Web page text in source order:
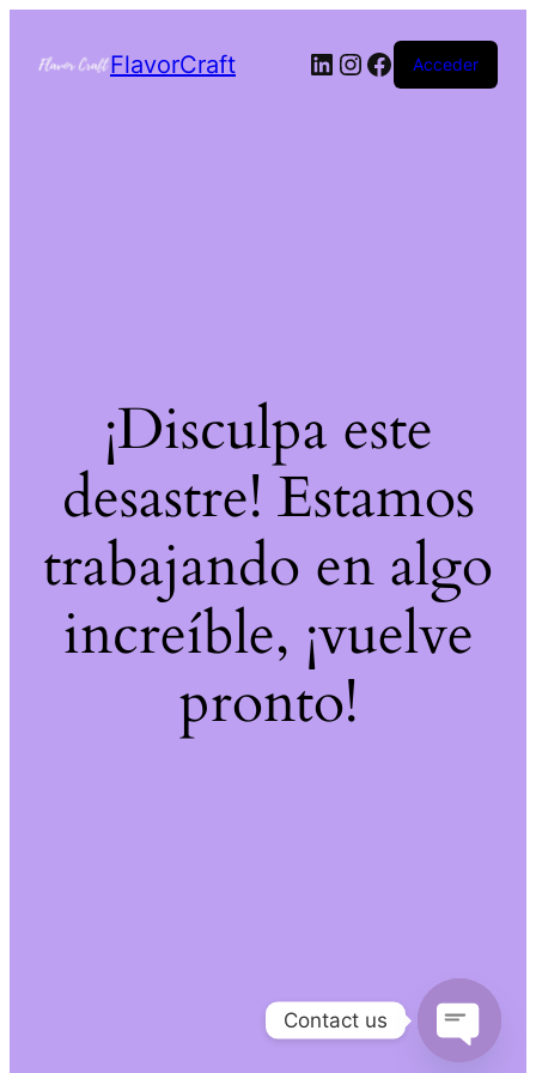
FlavorCraft Acceder
¡Disculpa este
desastre! Estamos
trabajando en algo
increíble, ¡vuelve
pronto!
Contact us